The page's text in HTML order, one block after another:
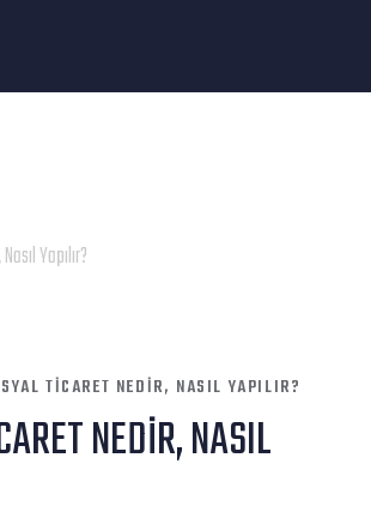
TICARET NEDIR, NASIL YAPILIR?
NEDIR, NASIL